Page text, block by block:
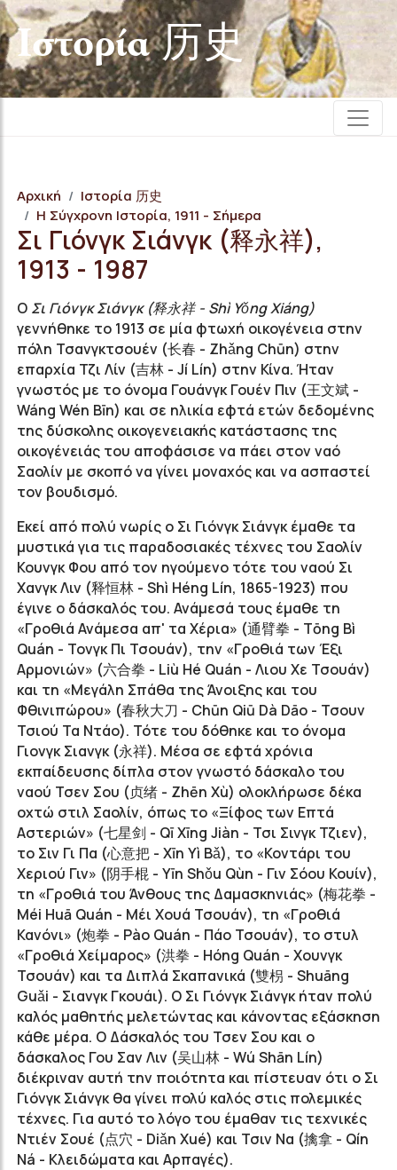
Iστορία 历史
Αρχική
Iστορία 历史
Η Σύγχρονη Ιστορία, 1911 - Σήμερα
Σι Γιόνγκ Σιάνγκ (释永祥),
1913 - 1987
Ο Σι Γιόνγκ Σιάνγκ (释永祥 - Shì Yǒng Xiáng)
γεννήθηκε το 1913 σε μία φτωχή οικογένεια στην
πόλη Τσανγκτσουέν (长春 - Zhǎng Chūn) στην
επαρχία Τζι Λίν (吉林 - Jí Lín) στην Κίνα. Ήταν
γνωστός με το όνομα Γουάνγκ Γουέν Πιν (王文斌 -
Wáng Wén Bīn) και σε ηλικία εφτά ετών δεδομένης
της δύσκολης οικογενειακής κατάστασης της
οικογένειάς του αποφάσισε να πάει στον ναό
Σαολίν με σκοπό να γίνει μοναχός και να ασπαστεί
τον βουδισμό.
Εκεί από πολύ νωρίς o Σι Γιόνγκ Σιάνγκ έμαθε τα
μυστικά για τις παραδοσιακές τέχνες του Σαολίν
Κουνγκ Φου από τον ηγούμενο τότε του ναού Σι
Χανγκ Λιν (释恒林 - Shì Héng Lín, 1865-1923) που
έγινε ο δάσκαλός του. Ανάμεσά τους έμαθε τη
«Γροθιά Ανάμεσα απ' τα Χέρια» (通臂拳 - Tōng Bì
Quán - Τονγκ Πι Τσουάν), την «Γροθιά των Έξι
Αρμονιών» (六合拳 - Liù Hé Quán - Λιου Χε Τσουάν)
και τη «Μεγάλη Σπάθα της Άνοιξης και του
Φθινιπώρου» (春秋大刀 - Chūn Qiū Dà Dāo - Τσουν
Τσιού Τα Ντάο). Τότε του δόθηκε και το όνομα
Γιονγκ Σιανγκ (永祥). Μέσα σε εφτά χρόνια
εκπαίδευσης δίπλα στον γνωστό δάσκαλο του
ναού Τσεν Σου (贞绪 - Zhēn Xù) ολοκλήρωσε δέκα
οχτώ στιλ Σαολίν, όπως το «Ξίφος των Επτά
Αστεριών» (七星剑 - Qī Xīng Jiàn - Τσι Σινγκ Τζιεν),
το Σιν Γι Πα (心意把 - Xīn Yì Bǎ), το «Κοντάρι του
Χεριού Γιν» (阴手棍 - Yīn Shǒu Qùn - Γιν Σόου Κουίν),
τη «Γροθιά του Άνθους της Δαμασκηνιάς» (梅花拳 -
Méi Huā Quán - Μέι Χουά Τσουάν), τη «Γροθιά
Κανόνι» (炮拳 - Pào Quán - Πάο Τσουάν), το στυλ
«Γροθιά Χείμαρος» (洪拳 - Hóng Quán - Χουνγκ
Τσουάν) και τα Διπλά Σκαπανικά (雙枴 - Shuāng
Guǎi - Σιανγκ Γκουάι). Ο Σι Γιόνγκ Σιάνγκ ήταν πολύ
καλός μαθητής μελετώντας και κάνοντας εξάσκηση
κάθε μέρα. Ο Δάσκαλός του Τσεν Σου και ο
δάσκαλος Γου Σαν Λιν (吴山林 - Wú Shān Lín)
διέκριναν αυτή την ποιότητα και πίστευαν ότι ο Σι
Γιόνγκ Σιάνγκ θα γίνει πολύ καλός στις πολεμικές
τέχνες. Για αυτό το λόγο του έμαθαν τις τεχνικές
Ντιέν Σουέ (点穴 - Diǎn Xué) και Τσιν Να (擒拿 - Qín
Ná - Κλειδώματα και Αρπαγές).